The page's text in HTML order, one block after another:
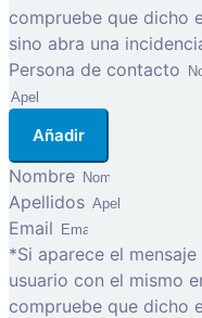
compruebe que dicho
sino abra una
Persona de contacto
Añadir
Nombre
Apellidos
Email
*Si aparece el
usuario con el mismo
compruebe que dicho